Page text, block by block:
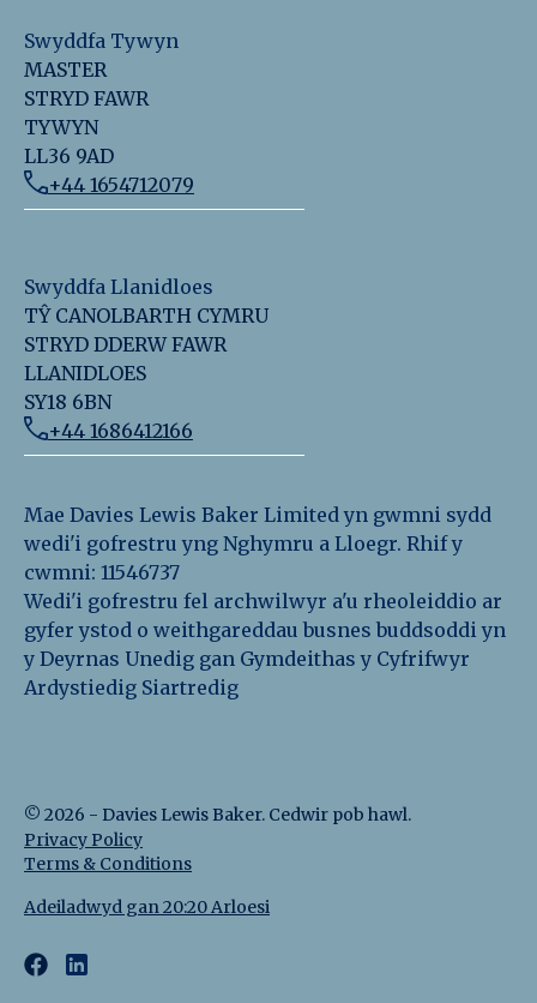
Swyddfa Tywyn
MASTER
STRYD FAWR
TYWYN
LL36 9AD
+44 1654712079
Swyddfa Llanidloes
TŶ CANOLBARTH CYMRU
STRYD DDERW FAWR
LLANIDLOES
SY18 6BN
+44 1686412166
Mae Davies Lewis Baker Limited yn gwmni sydd
wedi'i gofrestru yng Nghymru a Lloegr. Rhif y
cwmni: 11546737
Wedi'i gofrestru fel archwilwyr a'u rheoleiddio ar
gyfer ystod o weithgareddau busnes buddsoddi yn
y Deyrnas Unedig gan Gymdeithas y Cyfrifwyr
Ardystiedig Siartredig
© 2026 - Davies Lewis Baker. Cedwir pob hawl.
Privacy Policy
Terms & Conditions
Adeiladwyd gan 20:20 Arloesi